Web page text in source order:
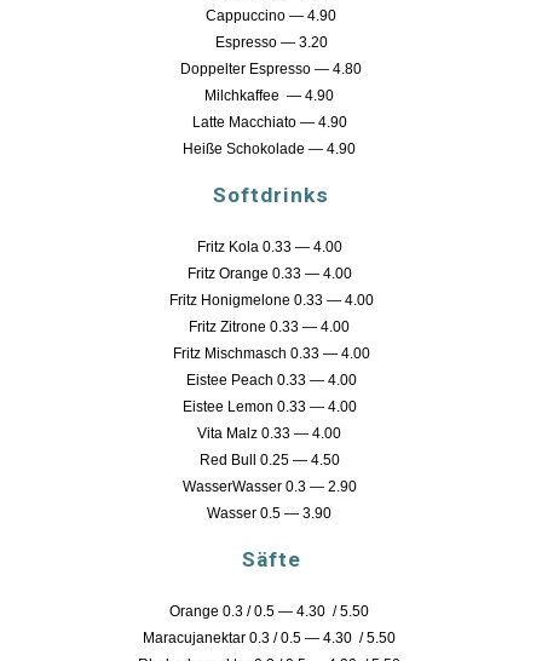
Cappuccino — 4.90
Espresso — 3.20
Doppelter Espresso — 4.80
Milchkaffee — 4.90
Latte Macchiato — 4.90
Heiße Schokolade — 4.90
Softdrinks
Fritz Kola 0.33 — 4.00
Fritz Orange 0.33 — 4.00
Fritz Honigmelone 0.33 — 4.00
Fritz Zitrone 0.33 — 4.00
Fritz Mischmasch 0.33 — 4.00
Eistee Peach 0.33 — 4.00
Eistee Lemon 0.33 — 4.00
Vita Malz 0.33 — 4.00
Red Bull 0.25 — 4.50
WasserWasser 0.3 — 2.90
Wasser 0.5 — 3.90
Säfte
Orange 0.3 / 0.5 — 4.30 / 5.50
Maracujanektar 0.3 / 0.5 — 4.30 / 5.50